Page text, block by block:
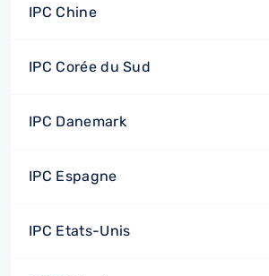
IPC Chine
IPC Corée du Sud
IPC Danemark
IPC Espagne
IPC Etats-Unis